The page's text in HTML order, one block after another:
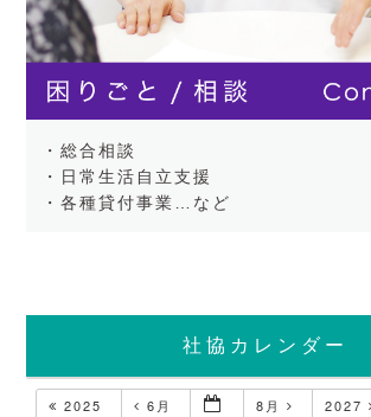
・総合相談
・日常生活自立支援
・各種貸付事業…など
社協カレンダー
2025 6月 8月 2027